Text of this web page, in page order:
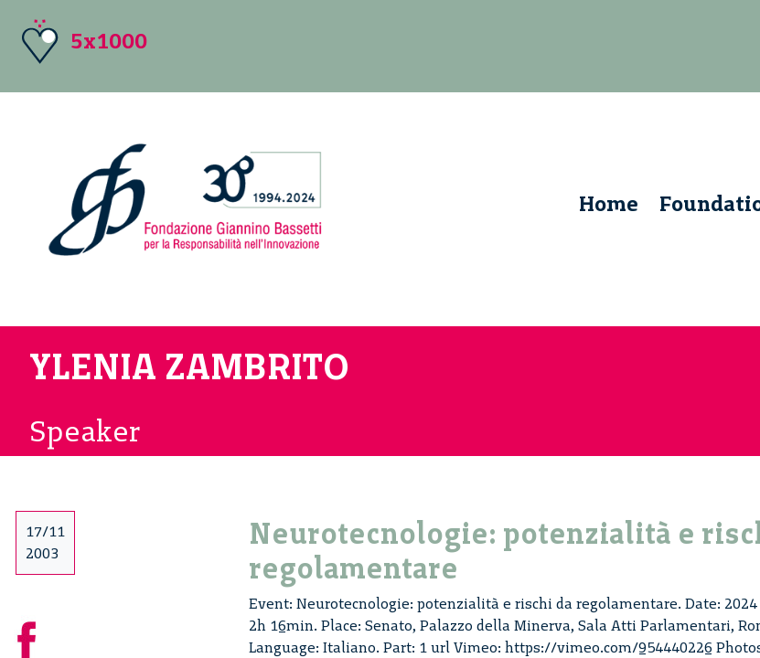
5x1000
Home
YLENIA ZAMBRITO
Speaker
17/11
2003
Neurotecnologie: potenzialità e
regolamentare
Event: Neurotecnologie: potenzialità e rischi da regolamentare. Date: 2024
2h 16min. Place: Senato, Palazzo della Minerva, Sala Atti Parlamentari,
Language: Italiano. Part: 1 url Vimeo: https://vimeo.com/954440226